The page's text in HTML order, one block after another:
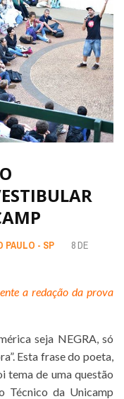
PAULO - SP
8 DE
a redação da prova
seja NEGRA, só
Esta frase do poeta,
tema de uma questão
Técnico da Unicamp